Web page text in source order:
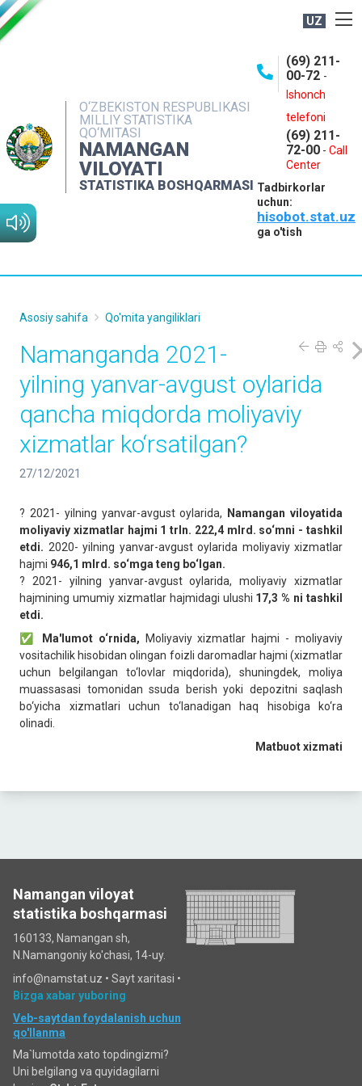
UZ
O‘ZBEKISTON RESPUBLIKASI
MILLIY STATISTIKA
QO‘MITASI
NAMANGAN
VILOYATI
STATISTIKA BOSHQARMASI
(69) 211-
00-72 -
Ishonch
telefoni
(69) 211-
72-00 - Call
Center
Tadbirkorlar
uchun:
hisobot.stat.uz
ga o'tish
NASHRLAR
INTERAKTIV XIZMATLAR
MATBUOT XIZMATI
MUROJAATLAR
Asosiy sahifa Qo'mita yangiliklari
Namanganda 2021-
yilning yanvar-avgust oylarida
qancha miqdorda moliyaviy
xizmatlar ko‘rsatilgan?
27/12/2021
? 2021- yilning yanvar-avgust oylarida,
Namangan viloyatida
moliyaviy xizmatlar hajmi 1 trln. 222,4 mlrd. so‘mni - tashkil
etdi. 2020- yilning yanvar-avgust oylarida moliyaviy xizmatlar
hajmi 946,1 mlrd. so‘mga teng bo‘lgan.
? 2021- yilning yanvar-avgust oylarida, moliyaviy xizmatlar
hajmining umumiy xizmatlar hajmidagi ulushi 17,3 % ni tashkil
etdi.
✅
Ma'lumot o‘rnida, Мoliyaviy xizmatlar hajmi - moliyaviy
vositachilik hisobidan olingan foizli daromadlar hajmi (xizmatlar
uchun belgilangan to‘lovlar miqdorida), shuningdek, moliya
muassasasi tomonidan ssuda berish yoki depozitni saqlash
bo‘yicha xizmatlari uchun to‘lanadigan haq hisobiga ko‘ra
olinadi.
Matbuot xizmati
Namangan viloyat
statistika boshqarmasi
160133, Namangan sh,
N.Namangoniy ko'chasi, 14-uy.
info@namstat.uz • Sayt xaritasi •
Bizga xabar yuboring
Veb-saytdan foydalanish uchun
qo'llanma
Ma`lumotda xato topdingizmi?
Uni belgilang va quyidagilarni